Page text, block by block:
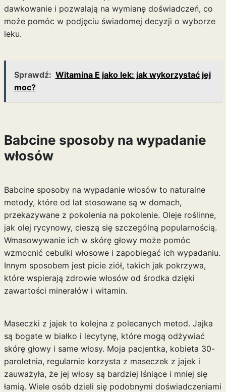
dawkowaniei pozwalają na wymianę doświadczeń, co
może pomóc w podjęciu świadomej decyzji o wyborze
leku.
Sprawdź: Witamina E jako lek: jak wykorzystać jej
moc?
Babcine sposoby na wypadanie
włosów
Babcine sposoby na wypadanie włosów to naturalne
metody, które od lat stosowane są w domach,
przekazywane z pokolenia na pokolenie. Oleje roślinne,
jak olej rycynowy, cieszą się szczególną popularnością.
Wmasowywanie ich w skórę głowy może pomóc
wzmocnić cebulki włosowe i zapobiegać ich wypadaniu.
Innym sposobem jest picie ziół, takich jak pokrzywa,
które wspierają zdrowie włosów od środka dzięki
zawartości minerałów i witamin.
Maseczki z jajek to kolejna z polecanych metod. Jajka
są bogate w białko i lecytynę, które mogą odżywiać
skórę głowy i same włosy. Moja pacjentka, kobieta 30-
paroletnia, regularnie korzysta z maseczek z jajek i
zauważyła, że jej włosy są bardziej lśniące i mniej się
łamią. Wiele osób dzieli się podobnymi doświadczeniami